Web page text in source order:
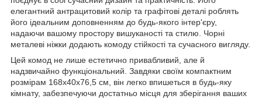
елегантний антрацитовий колір та графітові деталі роблять
його ідеальним доповненням до будь-якого інтер'єру,
надаючи вашому простору вишуканості та стилю. Чорні
металеві ніжки додають комоду стійкості та сучасного вигляду.
Цей комод не лише естетично привабливий, але й
надзвичайно функціональний. Завдяки своїм компактним
розмірам 168x40x76,5 см, він легко впишеться в будь-яку
кімнату, забезпечуючи достатньо місця для зберігання ваших